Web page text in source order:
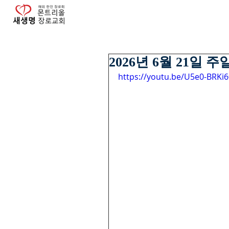
2026년 6월 21일 주
https://youtu.be/U5e0-